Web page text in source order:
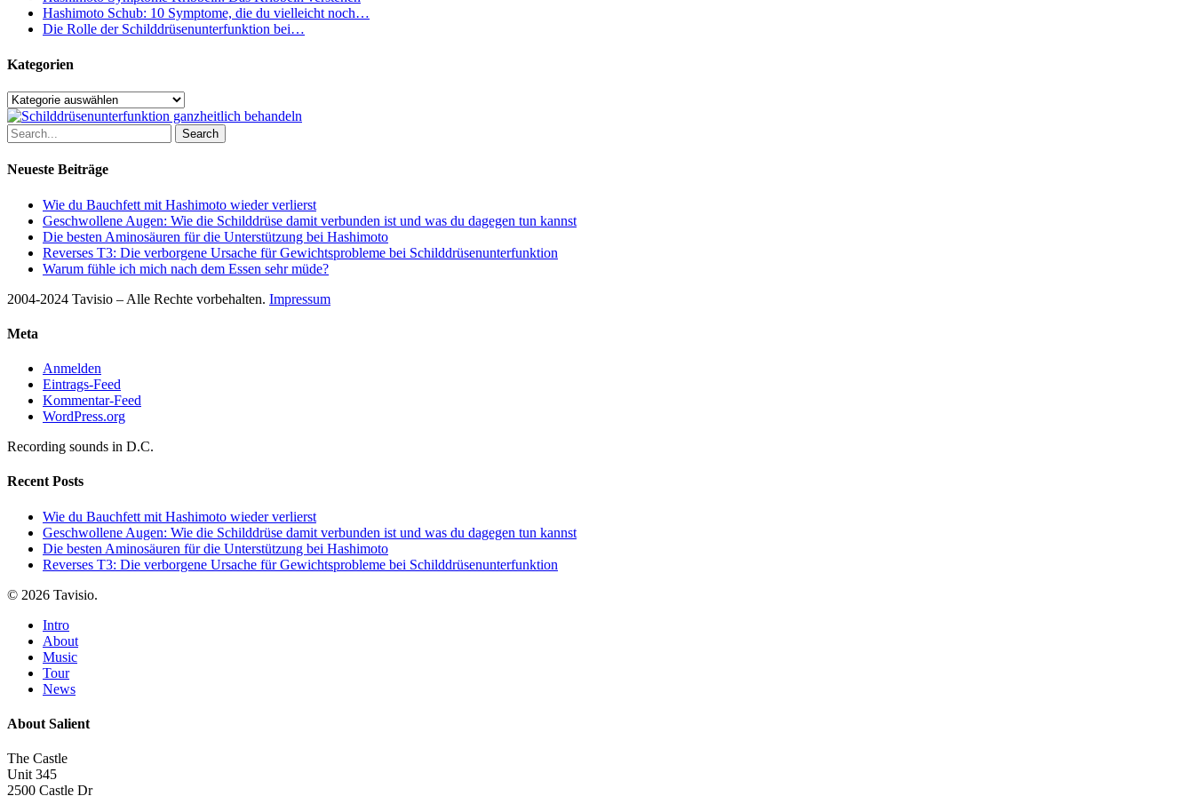
Hashimoto Schub: 10 Symptome, die du vielleicht noch…
Die Rolle der Schilddrüsenunterfunktion bei…
Kategorien
Kategorien
Search
Neueste Beiträge
Wie du Bauchfett mit Hashimoto wieder verlierst
Geschwollene Augen: Wie die Schilddrüse damit verbunden ist und was du dagegen tun kannst
Die besten Aminosäuren für die Unterstützung bei Hashimoto
Reverses T3: Die verborgene Ursache für Gewichtsprobleme bei Schilddrüsenunterfunktion
Warum fühle ich mich nach dem Essen sehr müde?
2004-2024 Tavisio – Alle Rechte vorbehalten. Impressum
Meta
Anmelden
Eintrags-Feed
Kommentar-Feed
WordPress.org
Recording sounds in D.C.
Recent Posts
Wie du Bauchfett mit Hashimoto wieder verlierst
Geschwollene Augen: Wie die Schilddrüse damit verbunden ist und was du dagegen tun kannst
Die besten Aminosäuren für die Unterstützung bei Hashimoto
Reverses T3: Die verborgene Ursache für Gewichtsprobleme bei Schilddrüsenunterfunktion
© 2026 Tavisio.
Close
Menu
Intro
About
Music
Tour
News
About Salient
The Castle
Unit 345
2500 Castle Dr